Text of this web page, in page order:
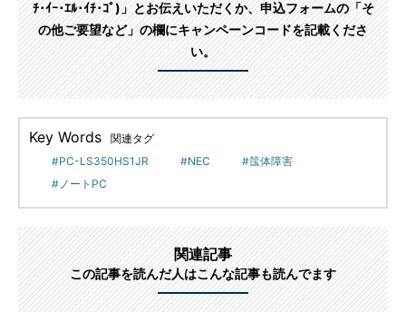
ﾁ･ｲｰ･ｴﾙ･ｲﾁ･ｺﾞ)」とお伝えいただくか、申込フォームの「そ
の他ご要望など」の欄にキャンペーンコードを記載くださ
い。
Key Words
関連タグ
PC-LS350HS1JR
NEC
筺体障害
ノートPC
関連記事
この記事を読んだ人はこんな記事も読んでます